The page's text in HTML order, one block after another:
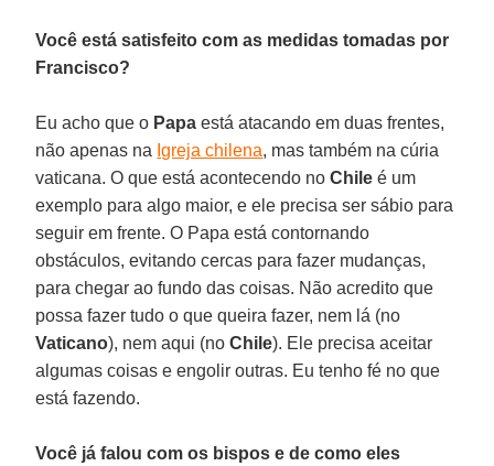
Você está satisfeito com as medidas tomadas por
Francisco?
Eu acho que o Papa está atacando em duas frentes,
não apenas na Igreja chilena, mas também na cúria
vaticana. O que está acontecendo noChile é um
exemplo para algo maior, e ele precisa ser sábio para
seguir em frente. O Papa está contornando
obstáculos, evitando cercas para fazer mudanças,
para chegar ao fundo das coisas. Não acredito que
possa fazer tudo o que queira fazer, nem lá (no
Vaticano), nem aqui (noChile). Ele precisa aceitar
algumas coisas e engolir outras. Eu tenho fé no que
está fazendo.
Você já falou com os bispos e de como eles